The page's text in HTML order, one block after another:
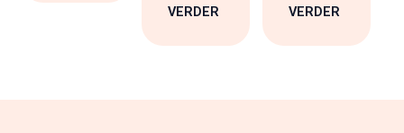
VERDER
VERDER